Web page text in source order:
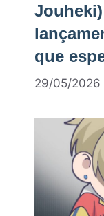
que
29/05/2026